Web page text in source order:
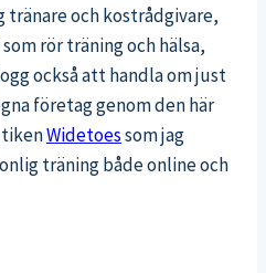
och kostrådgivare,
rör träning och hälsa,
också att handla om just
företag genom den här
Widetoessom jag
träning både online och